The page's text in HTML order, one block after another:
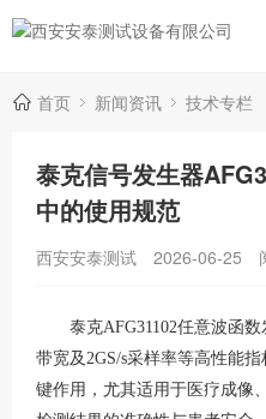
首页 新闻资讯 技术专栏
泰克信号发生器
中的使用规范
西安安泰测试 2026-06-25
泰克AFG31102任意波函
带宽及2GS/s采样率等高性能
键作用，尤其适用于医疗成像